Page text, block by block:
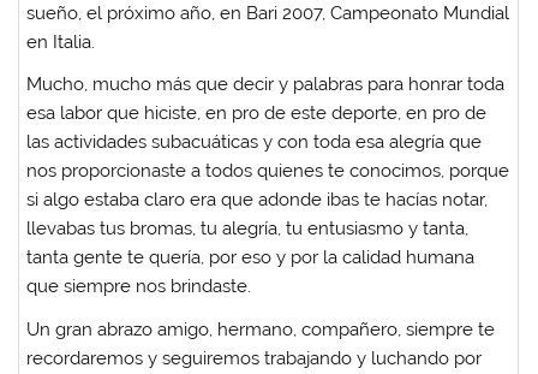
sueño, el próximo año, en Bari 2007, Campeonato Mundial
en Italia.
Mucho, mucho más que decir y palabras para honrar toda
esa labor que hiciste, en pro de este deporte, en pro de
las actividades subacuáticas y con toda esa alegría que
nos proporcionaste a todos quienes te conocimos, porque
si algo estaba claro era que adonde ibas te hacías notar,
llevabas tus bromas, tu alegría, tu entusiasmo y tanta,
tanta gente te quería, por eso y por la calidad humana
que siempre nos brindaste.
Un gran abrazo amigo, hermano, compañero, siempre te
recordaremos y seguiremos trabajando y luchando por